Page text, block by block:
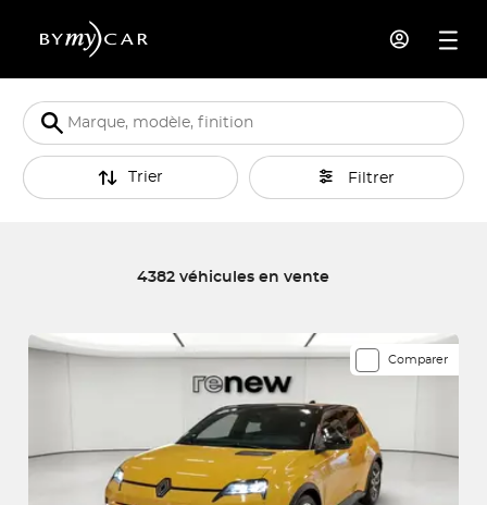
Trier Filtrer
4382 véhicules en vente
4382 véhicules correspondent à votre recherche
Comparer